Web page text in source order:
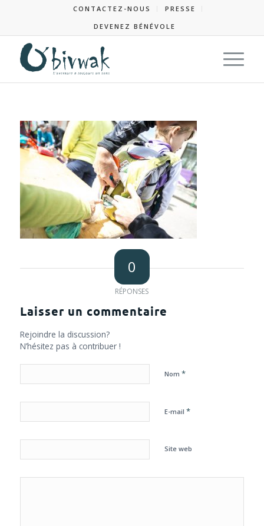
CONTACTEZ-NOUS
PRESSE
DEVENEZ BÉNÉVOLE
0
RÉPONSES
Laisser un commentaire
Rejoindre la discussion?
N’hésitez pas à contribuer !
Nom *
E-mail *
Site web